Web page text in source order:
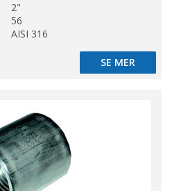
2"
56
AISI 316
SE MER
SE MER